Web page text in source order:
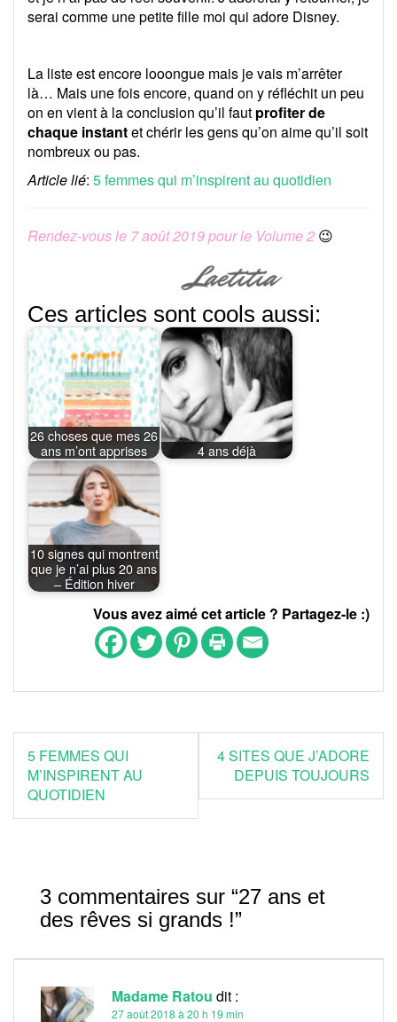
serai comme une petite fille moi qui adore Disney.
La liste est encore looongue mais je vais m’arrêter
là… Mais une fois encore, quand on y réfléchit un peu
on en vient à la conclusion qu’il faut profiter de
chaque instantet chérir les gens qu’on aime qu’il soit
nombreux ou pas.
Article lié: 5 femmes qui m’inspirent au quotidien
Rendez-vous le 7 août 2019 pour le Volume 2 😉
Ces articles sont cools aussi:
26 choses que mes 26
ans m’ont apprises
4 ans déjà
10 signes qui montrent
que je n’ai plus 20 ans
– Édition hiver
Vous avez aimé cet article ? Partagez-le :)
Navigation
de
l’article
5 FEMMES QUI
M’INSPIRENT AU
QUOTIDIEN
4 SITES QUE J’ADORE
DEPUIS TOUJOURS
3 commentaires sur “27 ans et
des rêves si grands !”
Madame Ratou dit :
27 août 2018 à 20 h 19 min